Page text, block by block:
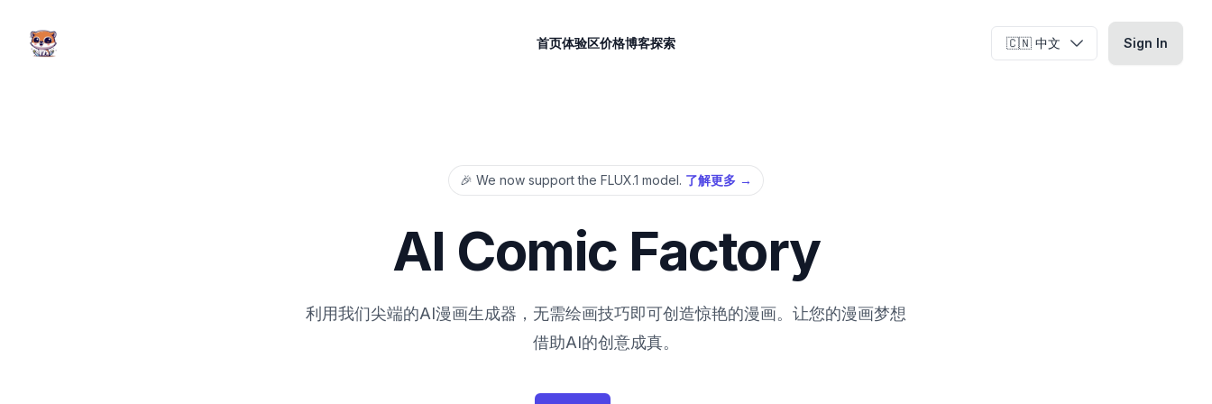
AI Comic Factory 首页体验区价格博客探索 🇨🇳 中文 Sign In
🎉 We now support the FLUX.1 model. 了解更多 →
AI Comic Factory
利用我们尖端的AI漫画生成器，无需绘画技巧即可创造惊艳的漫画。让您的漫画梦想
借助AI的创意成真。